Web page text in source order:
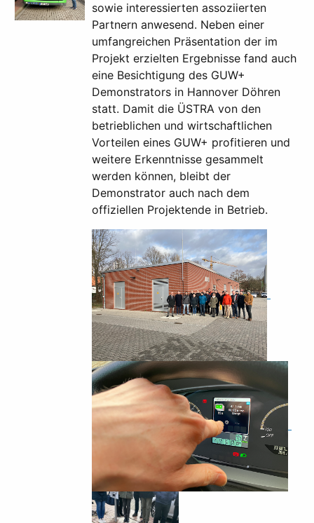
sowie interessierten assoziierten
Partnern anwesend. Neben einer
umfangreichen Präsentation der im
Projekt erzielten Ergebnisse fand auch
eine Besichtigung des GUW+
Demonstrators in Hannover Döhren
statt. Damit die ÜSTRA von den
betrieblichen und wirtschaftlichen
Vorteilen eines GUW+ profitieren und
weitere Erkenntnisse gesammelt
werden können, bleibt der
Demonstrator auch nach dem
offiziellen Projektende in Betrieb.